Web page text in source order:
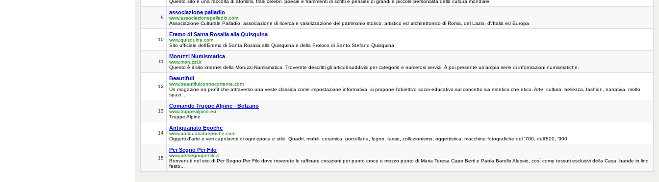
Questo sito è una raccolta di aforismi, frasi celebri, poesie e frammenti di scritti e pensieri di grandi e piccole personalità della cultura mondiale
9
associazione palladio
www.associazionepalladio.com
Associazione Culturale Palladio, associazione di ricerca e valorizzazione del patrimonio storico, artistico ed architettonico di Roma, del Lazio, d\'Italia ed Europa
10
Eremo di Santa Rosalia alla Quisquina
www.quisquina.com
Sito ufficiale dell'Eremo di Santa Rosalia alla Quisquina e della Proloco di Santo Stefano Quisquina.
11
Moruzzi Numismatica
www.moruzzi.it
Questo è il sito internet della Moruzzi Numismatica. Troverete descritti gli articoli suddivisi per categorie e numerosi servizi. è poi presente un'ampia serie di informazioni numismatiche.
12
Beautiful!
www.beautifulcontrocorrente.com
Un magazine no profit che attraverso una veste classica come impostazione informativa, si propone l'obiettivo socio-educativo sul concetto sia estetico che etico. Arte, cultura, bellezza, fashion, narrativa, molto
spazi...
13
Comando Truppe Alpine - Bolzano
www.truppealpine.eu
Truppe Alpine
14
Antiquariato Epoche
www.antiquariatoepoche.com
Oggetti d'arte e veri capolavori di ogni epoca e stile. Quadri, mobili, ceramica, porcellana, legno, tarsie, collezionismo, oggettistica, macchine fotografiche del '700, dell'800, '900
15
Per Segno Per Filo
www.persegnoperfilo.it
Benvenuti nel sito di Per Segno Per Filo dove troverete le raffinate creazioni per punto croce e mezzo punto di Maria Teresa Capo Berti e Paola Barello Alessio, così come tessuti esclusivi della Casa, bande in lino
festo...